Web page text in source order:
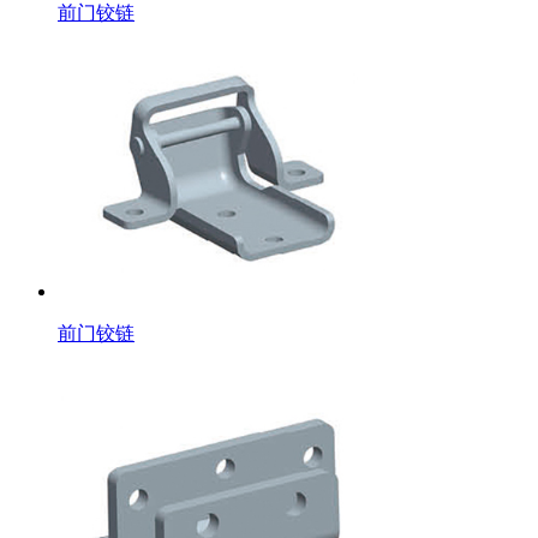
前门铰链
前门铰链